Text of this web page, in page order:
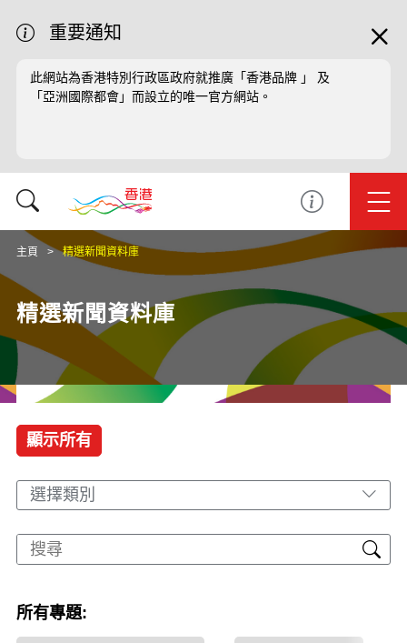
重要通知
此網站為香港特別行政區政府就推廣「香港品牌 」 及
「亞洲國際都會」而設立的唯一官方網站。
主頁 精選新聞資料庫
精選新聞資料庫
顯示所有
選擇類別
所有專題: